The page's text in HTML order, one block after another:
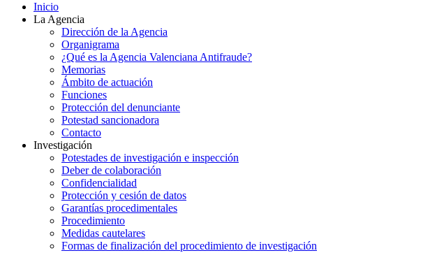
Inicio
La Agencia
Dirección de la Agencia
Organigrama
¿Qué es la Agencia Valenciana Antifraude?
Memorias
Ámbito de actuación
Funciones
Protección del denunciante
Potestad sancionadora
Contacto
Investigación
Potestades de investigación e inspección
Deber de colaboración
Confidencialidad
Protección y cesión de datos
Garantías procedimentales
Procedimiento
Medidas cautelares
Formas de finalización del procedimiento de investigación